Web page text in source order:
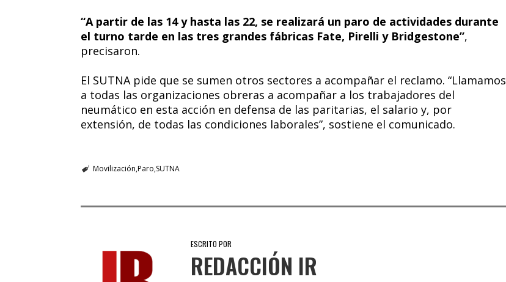
“A partir de las 14 y hasta las 22, se realizará un paro de actividades durante
el turno tarde en las tres grandes fábricas Fate, Pirelli y Bridgestone”,
precisaron.
El SUTNA pide que se sumen otros sectores a acompañar el reclamo. “Llamamos
a todas las organizaciones obreras a acompañar a los trabajadores del
neumático en esta acción en defensa de las paritarias, el salario y, por
extensión, de todas las condiciones laborales”, sostiene el comunicado.
Movilización Paro SUTNA
ESCRITO POR
REDACCIÓN IR